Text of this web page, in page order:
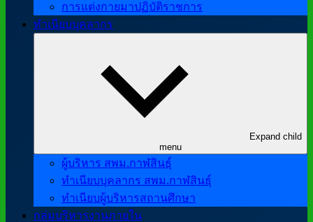
การแต่งกายมาปฏิบัติราชการ
ทำเนียบบุคลากร
Expand child
menu
ผู้บริหาร สพม.กาฬสินธุ์
ทำเนียบบุคลากร สพม.กาฬสินธุ์
ทำเนียบผู้บริหารสถานศึกษา
กลุ่มบริหารงานภายใน